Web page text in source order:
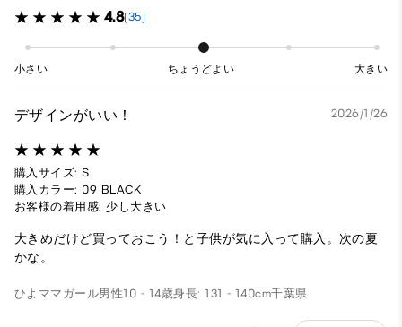
4.8(35)
小さい ちょうどよい 大きい
デザインがいい！ 2026/1/26
購入サイズ: S
購入カラー: 09 BLACK
お客様の着用感: 少し大きい
大きめだけど買っておこう！と子供が気に入って購入。次の夏
かな。
ひよママガール男性10 - 14歳身長: 131 - 140cm千葉県